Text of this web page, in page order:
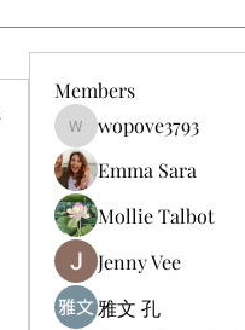
Members
wopove3793
wopove3793
Emma Sara
Mollie Talbot
Jenny Vee
雅文 孔